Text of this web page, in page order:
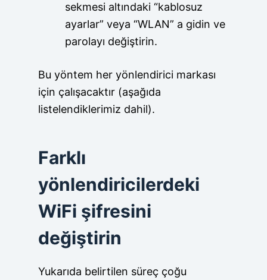
sekmesi altındaki “kablosuz
ayarlar” veya “WLAN” a gidin ve
parolayı değiştirin.
Bu yöntem her yönlendirici markası
için çalışacaktır (aşağıda
listelendiklerimiz dahil).
Farklı
yönlendiricilerdeki
WiFi şifresini
değiştirin
Yukarıda belirtilen süreç çoğu